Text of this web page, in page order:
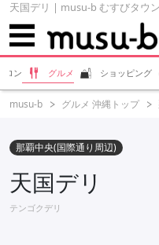
天国デリ | musu-b むすびタウン
ロン グルメ ショッピング
musu-b グルメ 沖縄トップ
那覇中央(国際通り周辺)
天国デリ
テンゴクデリ